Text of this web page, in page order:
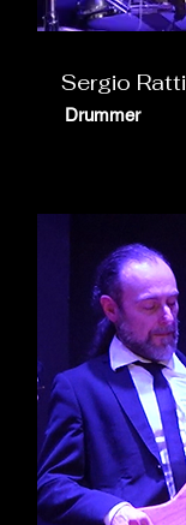
Sergio Ratti
Drummer